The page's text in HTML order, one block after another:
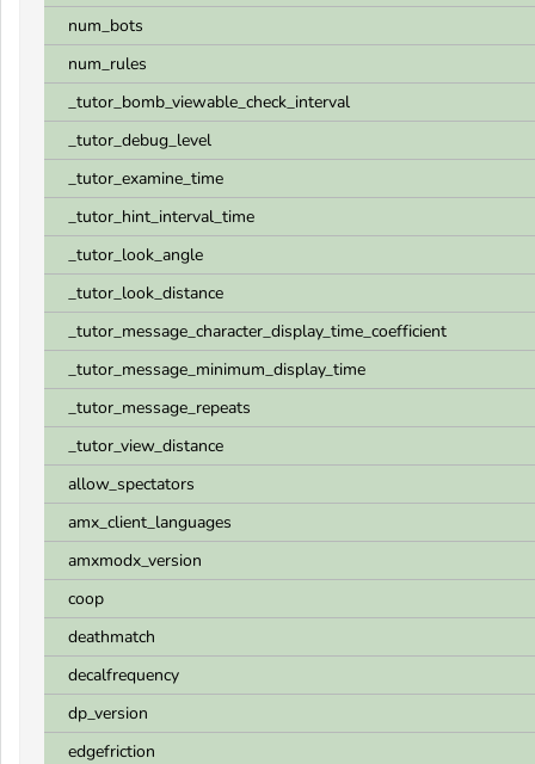
num_bots
num_rules
_tutor_bomb_viewable_check_interval
_tutor_debug_level
_tutor_examine_time
_tutor_hint_interval_time
_tutor_look_angle
_tutor_look_distance
_tutor_message_character_display_time_coefficient
_tutor_message_minimum_display_time
_tutor_message_repeats
_tutor_view_distance
allow_spectators
amx_client_languages
amxmodx_version
coop
deathmatch
decalfrequency
dp_version
edgefriction